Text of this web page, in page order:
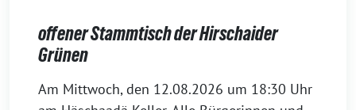
offener Stammtisch der Hirschaider
Grünen
6.
Am Mittwoch, den 12.08.2026 um 18:30 Uhr